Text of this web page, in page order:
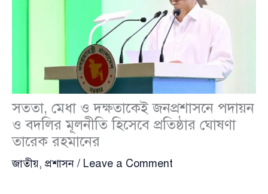
সততা, মেধা ও দক্ষতাকেই জনপ্রশাসনে পদায়ন
ও বদলির মূলনীতি হিসেবে প্রতিষ্ঠার ঘোষণা
তারেক রহমানের
জাতীয়, প্রশাসন / Leave a Comment